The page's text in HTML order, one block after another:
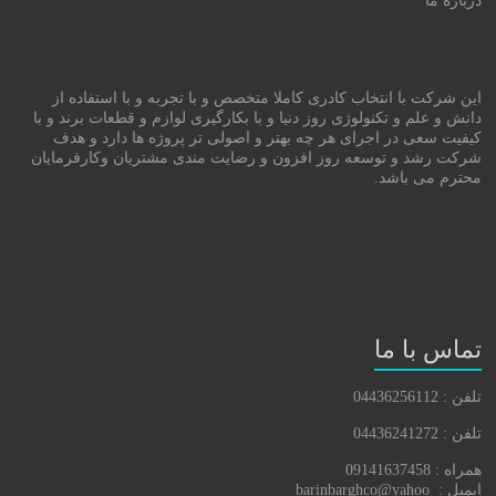
این شرکت با انتخاب کادری کاملا متخصص و با تجربه و با استفاده از
دانش و علم و تکنولوژی روز دنیا و با بکارگیری لوازم و قطعات برند و با
کیفیت سعی در اجرای هر چه بهتر و اصولی تر پروژه ها دارد و هدف
شرکت رشد و توسعه روز افزون و رضایت مندی مشتریان وکارفرمایان
محترم می باشد.
تماس با ما
تلفن : 04436256112
تلفن : 04436241272
همراه : 09141637458
ایمیل : barinbarghco@yahoo